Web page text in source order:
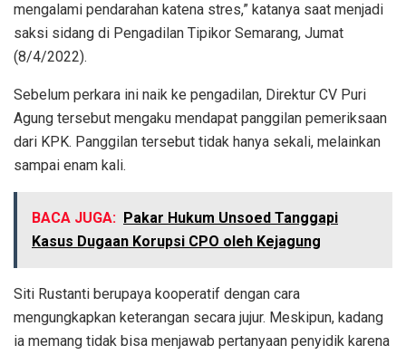
mengalami pendarahan katena stres,” katanya saat menjadi
saksi sidang di Pengadilan Tipikor Semarang, Jumat
(8/4/2022).
Sebelum perkara ini naik ke pengadilan, Direktur CV Puri
Agung tersebut mengaku mendapat panggilan pemeriksaan
dari KPK. Panggilan tersebut tidak hanya sekali, melainkan
sampai enam kali.
BACA JUGA: Pakar Hukum Unsoed Tanggapi
Kasus Dugaan Korupsi CPO oleh Kejagung
Siti Rustanti berupaya kooperatif dengan cara
mengungkapkan keterangan secara jujur. Meskipun, kadang
ia memang tidak bisa menjawab pertanyaan penyidik karena